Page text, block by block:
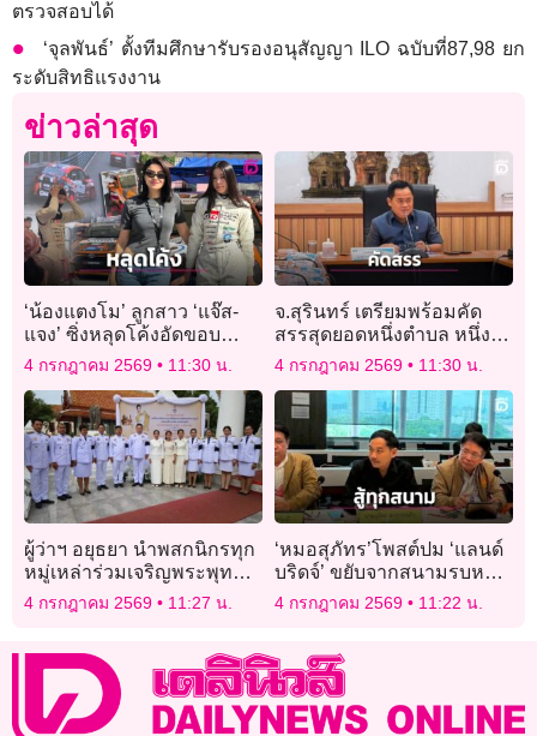
ตรวจสอบได้
‘จุลพันธ์’ ตั้งทีมศึกษารับรองอนุสัญญา ILO ฉบับที่87,98 ยก
ระดับสิทธิแรงงาน
ข่าวล่าสุด
‘น้องแตงโม’ ลูกสาว ‘แจ๊ส-
แจง’ ซิ่งหลุดโค้งอัดขอบ
สนามแต่สปิริตแรง ลุยซ้อม
ต่อทันที
4 กรกฎาคม 2569 11:30 น.
จ.สุรินทร์ เตรียมพร้อมคัด
สรรสุดยอดหนึ่งตำบล หนึ่ง
ผลิตภัณฑ์ไทย (OTOP
Product Champion) ปี 2569
4 กรกฎาคม 2569 11:30 น.
ผู้ว่าฯ อยุธยา นำพสกนิกรทุก
หมู่เหล่าร่วมเจริญพระพุทธ
มนต์เฉลิมพระเกียรติ ‘กรม
พระศรีสวางควัฒนฯ’ เนื่องใน
4 กรกฎาคม 2569 11:27 น.
‘หมอสุภัทร’โพสต์ปม ‘แลนด์
บริดจ์’ ขยับจากสนามรบหน้า
ทำเนียบสู่สนามรบในสภา
4 กรกฎาคม 2569 11:22 น.